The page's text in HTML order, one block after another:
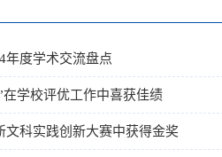
年度学术交流盘点
学校评优工作中喜获佳绩
文科实践创新大赛中获得金奖